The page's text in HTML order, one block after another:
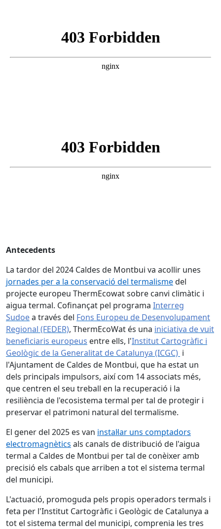
Antecedents
La tardor del 2024 Caldes de Montbui va acollir unes
jornades per a la conservació del termalismedel
projecte europeu ThermEcowat sobre canvi climàtic i
aigua termal. Cofinançat pel programa Interreg
Sudoea través del Fons Europeu de Desenvolupament
Regional (FEDER), ThermEcoWat és una iniciativa de vuit
beneficiaris europeus entre ells, l'Institut Cartogràfic i
Geològic de la Generalitat de Catalunya (ICGC) i
l'Ajuntament de Caldes de Montbui, que ha estat un
dels principals impulsors, així com 14 associats més,
que centren el seu treball en la recuperació i la
resiliència de l'ecosistema termal per tal de protegir i
preservar el patrimoni natural del termalisme.
El gener del 2025 es van instal·lar uns comptadors
electromagnètics als canals de distribució de l'aigua
termal a Caldes de Montbui per tal de conèixer amb
precisió els cabals que arriben a tot el sistema termal
del municipi.
L'actuació, promoguda pels propis operadors termals i
feta per l'Institut Cartogràfic i Geològic de Catalunya a
tot el sistema termal del municipi, comprenia les tres